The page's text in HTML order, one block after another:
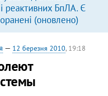
реактивних БпЛА. Є
(оновлено)
— 12 березня 2010, 19:18